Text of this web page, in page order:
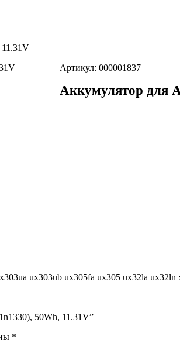
Артикул: 000001837
Аккумулятор для
ux303ub ux305fa ux305 ux32la ux32ln
50Wh, 11.31V”
*